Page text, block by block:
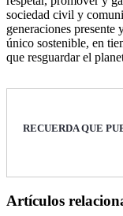
sociedad civil y
generaciones presente
único sostenible, en
que resguardar el
RECUERDA QUE
Artículos